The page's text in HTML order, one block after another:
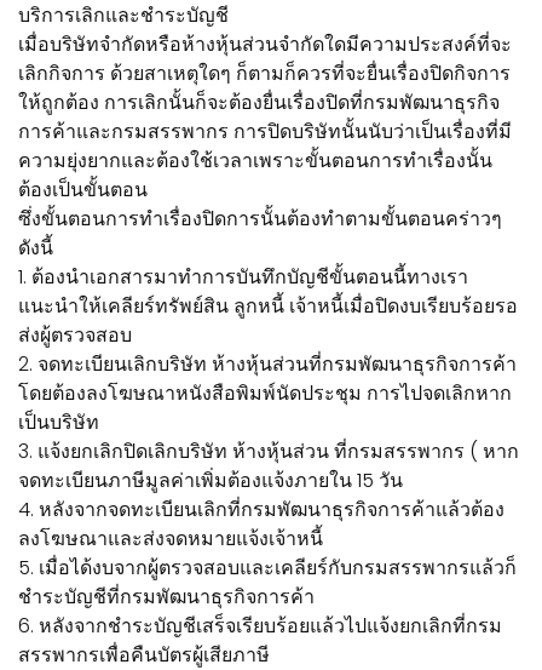
บริการเลิกและชำระบัญชี
เมื่อบริษัทจำกัดหรือห้างหุ้นส่วนจำกัดใดมีความประสงค์ที่จะ
เลิกกิจการ ด้วยสาเหตุใดๆ ก็ตามก็ควรที่จะยื่นเรื่องปิดกิจการ
ให้ถูกต้อง การเลิกนั้นก็จะต้องยื่นเรื่องปิดที่กรมพัฒนาธุรกิจ
การค้าและกรมสรรพากร การปิดบริษัทนั้นนับว่าเป็นเรื่องที่มี
ความยุ่งยากและต้องใช้เวลาเพราะขั้นตอนการทำเรื่องนั้น
ต้องเป็นขั้นตอน
ซึ่งขั้นตอนการทำเรื่องปิดการนั้นต้องทำตามขั้นตอนคร่าวๆ
ดังนี้
1. ต้องนำเอกสารมาทำการบันทึกบัญชีขั้นตอนนี้ทางเรา
แนะนำให้เคลียร์ทรัพย์สิน ลูกหนี้ เจ้าหนี้เมื่อปิดงบเรียบร้อยรอ
ส่งผู้ตรวจสอบ
2. จดทะเบียนเลิกบริษัท ห้างหุ้นส่วนที่กรมพัฒนาธุรกิจการค้า
โดยต้องลงโฆษณาหนังสือพิมพ์นัดประชุม การไปจดเลิกหาก
เป็นบริษัท
3. แจ้งยกเลิกปิดเลิกบริษัท ห้างหุ้นส่วน ที่กรมสรรพากร ( หาก
จดทะเบียนภาษีมูลค่าเพิ่มต้องแจ้งภายใน 15 วัน
4. หลังจากจดทะเบียนเลิกที่กรมพัฒนาธุรกิจการค้าแล้วต้อง
ลงโฆษณาและส่งจดหมายแจ้งเจ้าหนี้
5. เมื่อได้งบจากผู้ตรวจสอบและเคลียร์กับกรมสรรพากรแล้วก็
ชำระบัญชีที่กรมพัฒนาธุรกิจการค้า
6. หลังจากชำระบัญชีเสร็จเรียบร้อยแล้วไปแจ้งยกเลิกที่กรม
สรรพากรเพื่อคืนบัตรผู้เสียภาษี